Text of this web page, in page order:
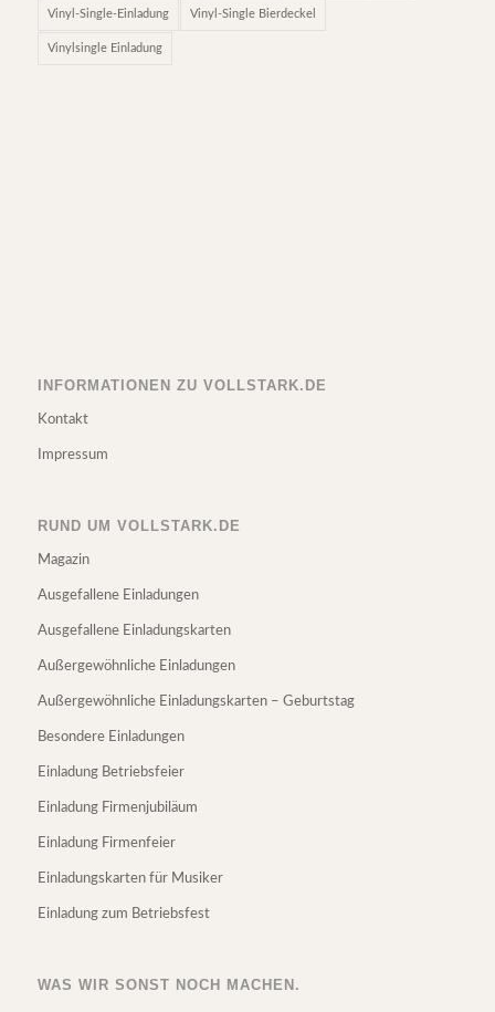
Vinyl-Single-Einladung Vinyl-Single Bierdeckel
Vinylsingle Einladung
INFORMATIONEN ZU VOLLSTARK.DE
Kontakt
Impressum
RUND UM VOLLSTARK.DE
Magazin
Ausgefallene Einladungen
Ausgefallene Einladungskarten
Außergewöhnliche Einladungen
Außergewöhnliche Einladungskarten – Geburtstag
Besondere Einladungen
Einladung Betriebsfeier
Einladung Firmenjubiläum
Einladung Firmenfeier
Einladungskarten für Musiker
Einladung zum Betriebsfest
WAS WIR SONST NOCH MACHEN.